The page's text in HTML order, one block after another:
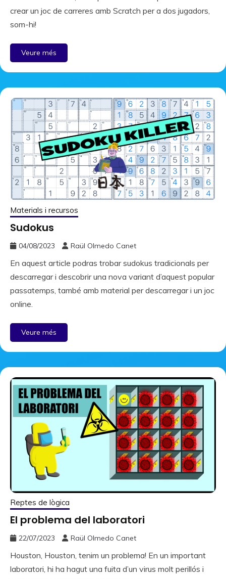
crear un joc de carreres amb Scratch per a dos jugadors,
som-hi!
Veure més
Materials i recursos
Sudokus
04/08/2023 Raül Olmedo Canet
En aquest article podras trobar sudokus tradicionals per
descarregar i descobrir una nova variant d’aquest popular
passatemps, també amb material per descarregar i un joc
online.
Veure més
Reptes de lògica
El problema del laboratori
22/07/2023 Raül Olmedo Canet
Houston, Houston, tenim un problema! En un important
laboratori, hi ha hagut una fuita d’un virus molt perillós i